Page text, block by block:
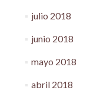
julio 2018
junio 2018
mayo 2018
abril 2018